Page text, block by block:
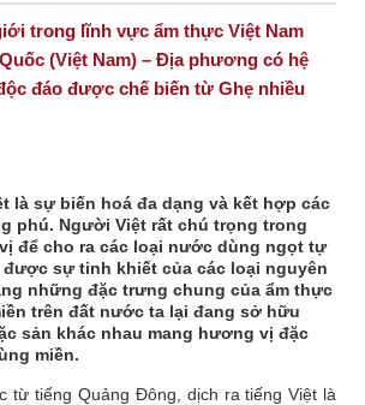
trong lĩnh vực ẩm thực Việt Nam
Quốc (Việt Nam) – Địa phương có hệ
đáo được chế biến từ Ghẹ nhiều
là sự biến hoá đa dạng và kết hợp các
phú. Người Việt rất chú trọng trong
để cho ra các loại nước dùng ngọt tự
được sự tinh khiết của các loại nguyên
những đặc trưng chung của ẩm thực
trên đất nước ta lại đang sở hữu
sản khác nhau mang hương vị đặc
miền.
từ tiếng Quảng Đông, dịch ra tiếng Việt là